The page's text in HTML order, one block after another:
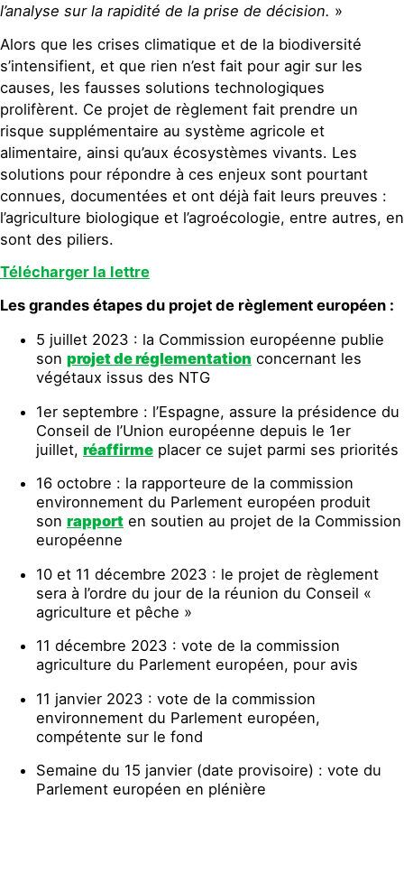
l’analyse sur la rapidité de la prise de décision. »
Alors que les crises climatique et de la biodiversité
s’intensifient, et que rien n’est fait pour agir sur les
causes, les fausses solutions technologiques
prolifèrent. Ce projet de règlement fait prendre un
risque supplémentaire au système agricole et
alimentaire, ainsi qu’aux écosystèmes vivants. Les
solutions pour répondre à ces enjeux sont pourtant
connues, documentées et ont déjà fait leurs preuves :
l’agriculture biologique et l’agroécologie, entre autres, en
sont des piliers.
Télécharger la lettre
Les grandes étapes du projet de règlement européen :
5 juillet 2023 : la Commission européenne publie
son projet de réglementation concernant les
végétaux issus des NTG
1er septembre : l’Espagne, assure la présidence du
Conseil de l’Union européenne depuis le 1er
juillet, réaffirme placer ce sujet parmi ses priorités
16 octobre : la rapporteure de la commission
environnement du Parlement européen produit
son rapport en soutien au projet de la Commission
européenne
10 et 11 décembre 2023 : le projet de règlement
sera à l’ordre du jour de la réunion du Conseil «
agriculture et pêche »
11 décembre 2023 : vote de la commission
agriculture du Parlement européen, pour avis
11 janvier 2023 : vote de la commission
environnement du Parlement européen,
compétente sur le fond
Semaine du 15 janvier (date provisoire) : vote du
Parlement européen en plénière